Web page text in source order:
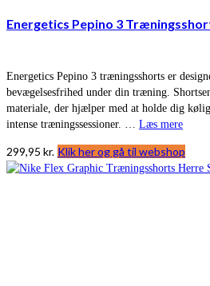
Energetics Pepino 3
Energetics Pepino 3 træningsshorts er
bevægelsesfrihed under din træning.
materiale, der hjælper med at holde dig
intense træningssessioner. … Læs mere
299,95 kr. Klik her og gå til webshop